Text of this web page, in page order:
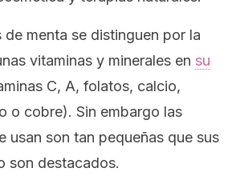
de menta se distinguen por la
vitaminas y minerales en su
C, A, folatos, calcio,
o cobre). Sin embargo las
usan son tan pequeñas que sus
son destacados.